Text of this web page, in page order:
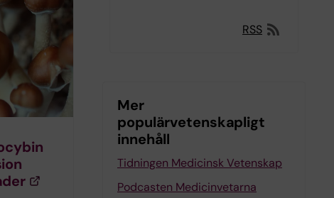
RSS
Mer
populärvetenskapligt
innehåll
Tidningen Medicinsk Vetenskap
Podcasten Medicinvetarna